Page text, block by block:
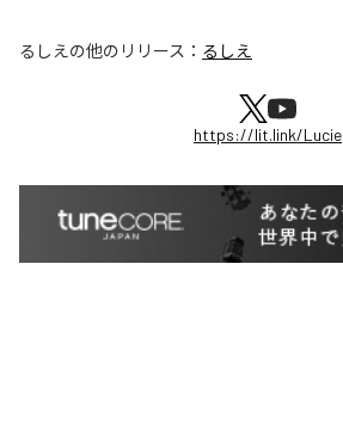
るしえの他のリリース： るしえ
https://lit.link/Lucie